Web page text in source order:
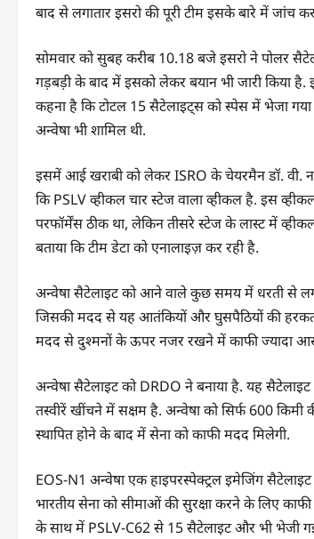
बाद से लगातार इसरो की पूरी टीम इसके बारे में जांच
सोमवार को सुबह करीब 10.18 बजे इसरो ने पोलर
गड़बड़ी के बाद में इसको लेकर बयान भी जारी किया
कहना है कि टोटल 15 सैटेलाइट्स को स्पेस में भेजा
अन्वेषा भी शामिल थी.
इसमें आई खराबी को लेकर ISRO के चेयरमैन डॉ. वी.
कि PSLV व्हीकल चार स्टेज वाला व्हीकल है. इस
परफॉर्मेंस ठीक था, लेकिन तीसरे स्टेज के लास्ट में
बताया कि टीम डेटा को एनालाइज़ कर रही है.
अन्वेषा सैटेलाइट को आने वाले कुछ समय में धरती से
जिसकी मदद से यह आतंकियों और घुसपैठियों की
मदद से दुश्मनों के ऊपर नजर रखने में काफी ज्यादा
अन्वेषा सैटेलाइट को DRDO ने बनाया है. यह
तस्वीरें खींचने में सक्षम है. अन्वेषा को सिर्फ 600
स्थापित होने के बाद में सेना को काफी मदद मिलेगी.
EOS-N1 अन्वेषा एक हाइपरस्पेक्ट्रल इमेजिंग
भारतीय सेना को सीमाओं की सुरक्षा करने के लिए
के साथ में PSLV-C62 से 15 सैटेलाइट और भी भेजी